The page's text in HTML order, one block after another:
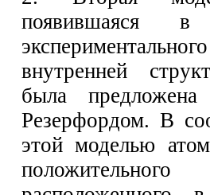
появившаяся в
внутренней
была
Резерфордом. В
этой моделью